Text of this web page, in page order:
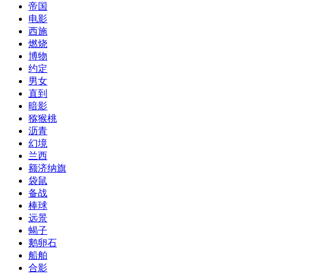
帝国
电影
西施
燃烧
博物
约定
男女
直到
暗影
猕猴桃
沥青
幻境
兰西
额济纳旗
袋鼠
备战
棒球
远景
蝎子
鹅卵石
船舶
合影